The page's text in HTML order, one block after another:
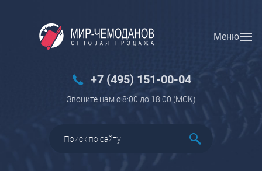
Меню
+7 (495) 151-00-04
Звоните нам с 8:00 до 18:00 (МCK)
Вход Регистрация
Багаж
Чемоданы
Чемоданы детские